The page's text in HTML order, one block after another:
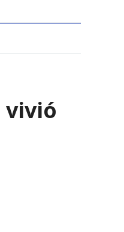
vivió